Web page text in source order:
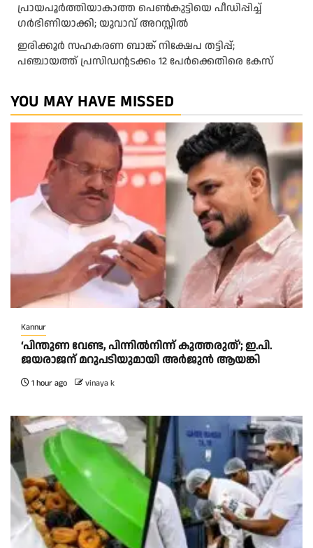
പ്രായപൂർത്തിയാകാത്ത പെൺകുട്ടിയെ പീഡിപ്പിച്ച്
ഗർഭിണിയാക്കി; യുവാവ് അറസ്റ്റിൽ
ഇരിക്കൂർ സഹകരണ ബാങ്ക് നിക്ഷേപ തട്ടിപ്പ്;
പഞ്ചായത്ത് പ്രസിഡൻ്റടക്കം 12 പേർക്കെതിരെ കേസ്
YOU MAY HAVE MISSED
Kannur
‘പിന്തുണ വേണ്ട, പിന്നിൽനിന്ന് കുത്തരുത്’; ഇ.പി.
ജയരാജന് മറുപടിയുമായി അർജുൻ ആയങ്കി
1 hour ago vinaya k